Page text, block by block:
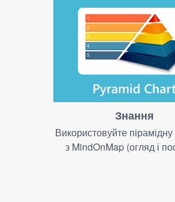
Знання
Використовуйте пірамідну
з MindOnMap (огляд і